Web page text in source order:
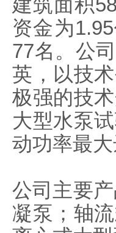
建筑面积
资金为
77名。公
英，以技
极强的技
大型水泵
动功率最大
公司主要
凝泵；轴